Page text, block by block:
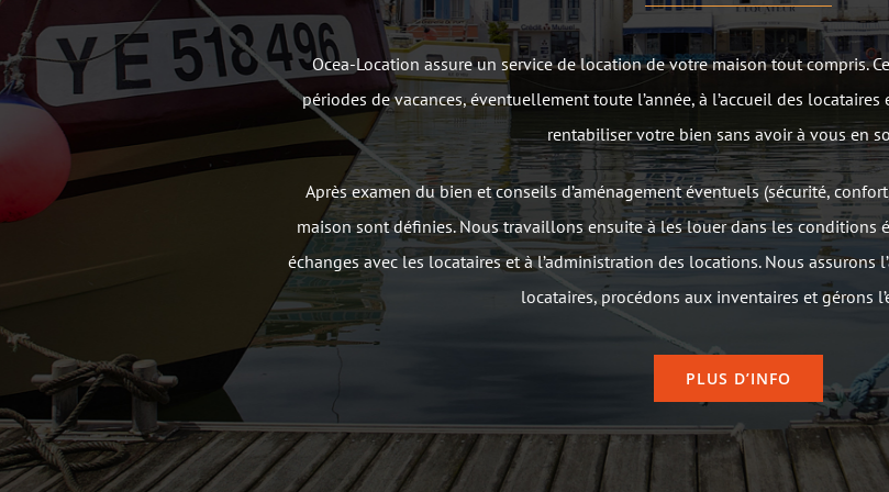
Ocea-Location assure un service de location de votre maison tout compris.
périodes de vacances, éventuellement toute l’année, à l’accueil des locataires
rentabiliser votre bien sans avoir à vous en
Après examen du bien et conseils d’aménagement éventuels (sécurité,
maison sont définies. Nous travaillons ensuite à les louer dans les conditions
échanges avec les locataires et à l’administration des locations. Nous assurons
locataires, procédons aux inventaires et gérons
PLUS D’INFO